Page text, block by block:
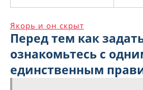
Якорь и он скрыт
Перед тем как
ознакомьтесь с
единственным